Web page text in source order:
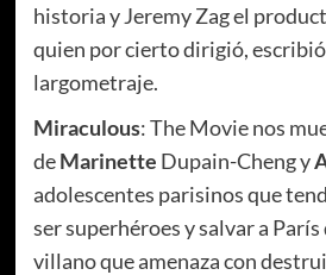
historia y Jeremy Zag el
quien por cierto dirigió,
largometraje.
Miraculous: The Movie nos
deMarinette Dupain-Cheng y
adolescentes parisinos que
ser superhéroes y salvar a
villano que amenaza con